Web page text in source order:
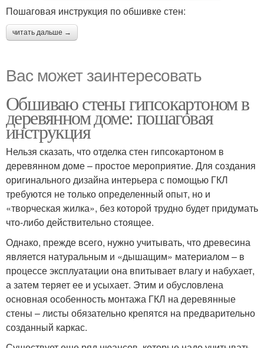
Пошаговая инструкция по обшивке стен:
читать дальше →
Вас может заинтересовать
Обшиваю стены гипсокартоном в
деревянном доме: пошаговая
инструкция
Нельзя сказать, что отделка стен гипсокартоном в
деревянном доме – простое мероприятие. Для создания
оригинального дизайна интерьера с помощью ГКЛ
требуются не только определенный опыт, но и
«творческая жилка», без которой трудно будет придумать
что-либо действительно стоящее.
Однако, прежде всего, нужно учитывать, что древесина
является натуральным и «дышащим» материалом – в
процессе эксплуатации она впитывает влагу и набухает,
а затем теряет ее и усыхает. Этим и обусловлена
основная особенность монтажа ГКЛ на деревянные
стены – листы обязательно крепятся на предварительно
созданный каркас.